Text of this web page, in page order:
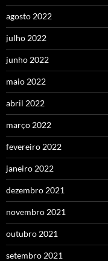
agosto 2022
julho 2022
junho 2022
maio 2022
abril 2022
março 2022
fevereiro 2022
janeiro 2022
dezembro 2021
novembro 2021
outubro 2021
setembro 2021